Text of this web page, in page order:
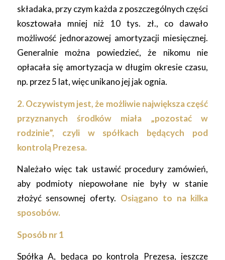
składaka, przy czym każda z poszczególnych części
kosztowała mniej niż 10 tys. zł., co dawało
możliwość jednorazowej amortyzacji miesięcznej.
Generalnie można powiedzieć, że nikomu nie
opłacała się amortyzacja w długim okresie czasu,
np. przez 5 lat, więc unikano jej jak ognia.
2. Oczywistym jest, że możliwie największa część
przyznanych środków miała „pozostać w
rodzinie”, czyli w spółkach będących pod
kontrolą Prezesa.
Należało więc tak ustawić procedury zamówień,
aby podmioty niepowołane nie były w stanie
złożyć sensownej oferty. Osiągano to na kilka
sposobów.
Sposób nr 1
Spółka A, będąca po kontrolą Prezesa, jeszcze